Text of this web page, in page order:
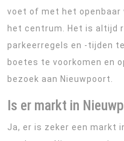
voet of met het openbaar
het centrum. Het is altijd
parkeerregels en -tijden
boetes te voorkomen en
bezoek aan Nieuwpoort.
Is er markt in
Ja, er is zeker een markt